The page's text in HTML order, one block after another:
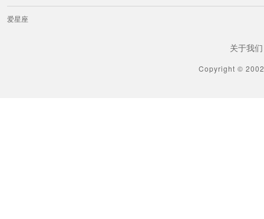
爱星座
关于我们
Copyright ©